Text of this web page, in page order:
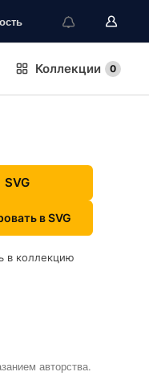
Коллекции 0
SVG
в SVG
в коллекцию
авторства.